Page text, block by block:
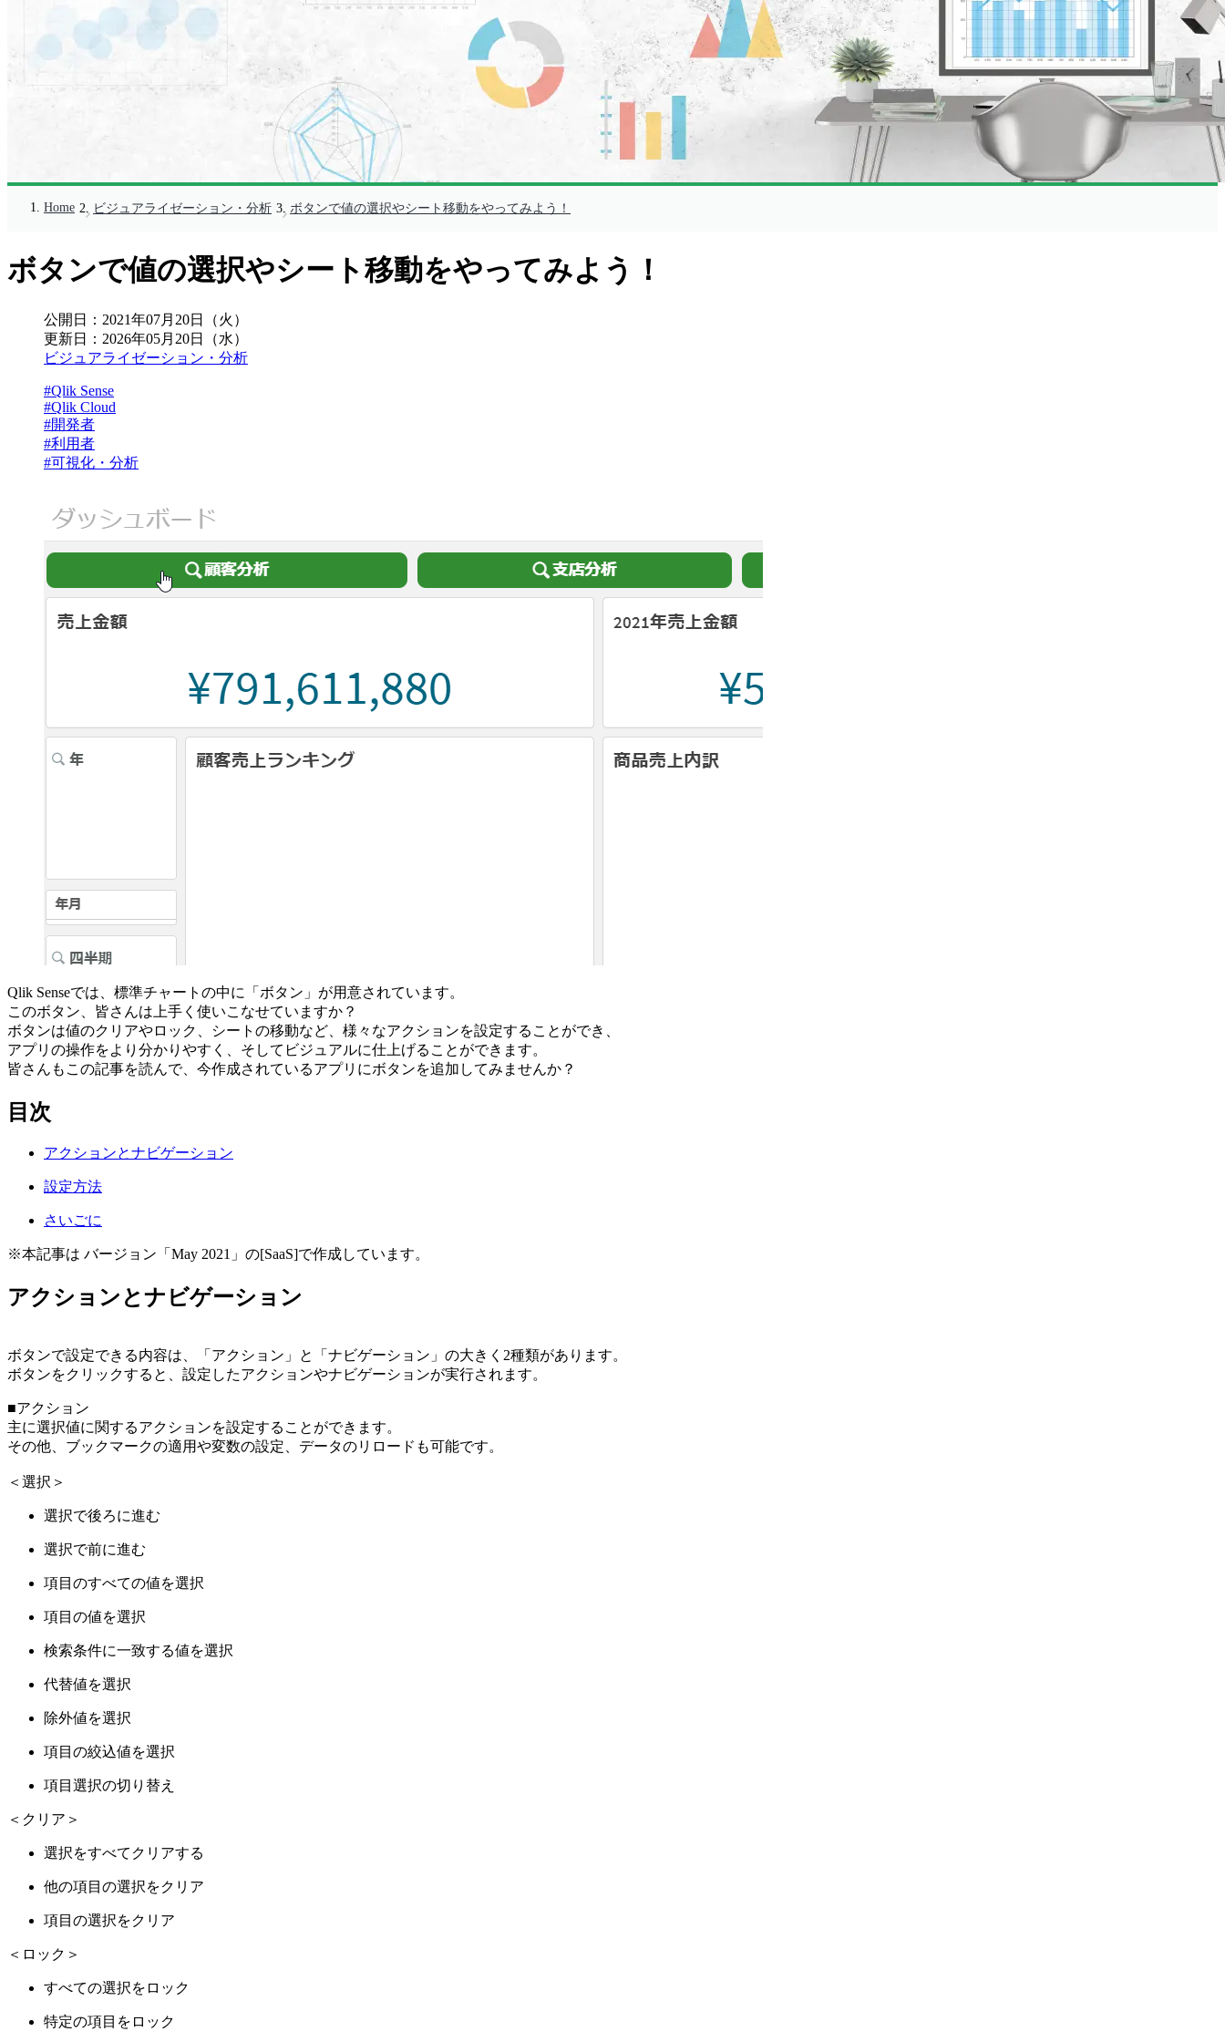
Home ビジュアライゼーション・分析 ボタンで値の選択やシート移動をやってみよう！
ボタンで値の選択やシート移動をやってみよう！
公開日： 2021年07月20日（火）
更新日： 2026年05月20日（水）
ビジュアライゼーション・分析
#Qlik Sense
#Qlik Cloud
#開発者
#利用者
#可視化・分析
Qlik Senseでは、標準チャートの中に「ボタン」が用意されています。
このボタン、皆さんは上手く使いこなせていますか？
ボタンは値のクリアやロック、シートの移動など、様々なアクションを設定することができ、
アプリの操作をより分かりやすく、そしてビジュアルに仕上げることができます。
皆さんもこの記事を読んで、今作成されているアプリにボタンを追加してみませんか？
目次
アクションとナビゲーション
設定方法
さいごに
※本記事は バージョン「May 2021」の[SaaS]で作成しています。
アクションとナビゲーション
ボタンで設定できる内容は、「アクション」と「ナビゲーション」の大きく2種類があります。
ボタンをクリックすると、設定したアクションやナビゲーションが実行されます。
■アクション
主に選択値に関するアクションを設定することができます。
その他、ブックマークの適用や変数の設定、データのリロードも可能です。
＜選択＞
選択で後ろに進む
選択で前に進む
項目のすべての値を選択
項目の値を選択
検索条件に一致する値を選択
代替値を選択
除外値を選択
項目の絞込値を選択
項目選択の切り替え
＜クリア＞
選択をすべてクリアする
他の項目の選択をクリア
項目の選択をクリア
＜ロック＞
すべての選択をロック
特定の項目をロック